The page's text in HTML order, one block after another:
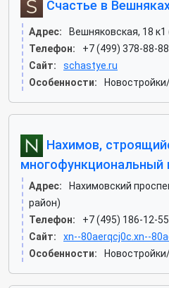
Счастье в
Адрес:
Вешняковская, 18
Телефон:
+7 (499) 378-88-88
Сайт:
schastye.ru
Особенности:
Нахимов,
многофункциональный
Адрес:
Нахимовский
район)
Телефон:
+7 (495) 186-12-55
Сайт:
xn--80aerqcj0c.xn--
Особенности: